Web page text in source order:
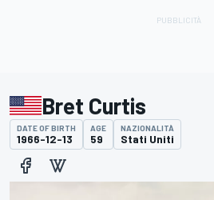
Bret Curtis
DATE OF BIRTH
1966-12-13
AGE
59
NAZIONALITÀ
Stati Uniti